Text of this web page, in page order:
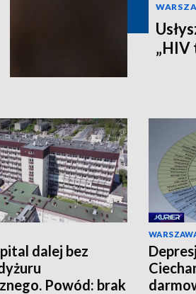
„HIV
dalej bez
Powód: brak